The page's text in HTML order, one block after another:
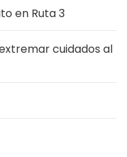
en Ruta 3
cuidados al